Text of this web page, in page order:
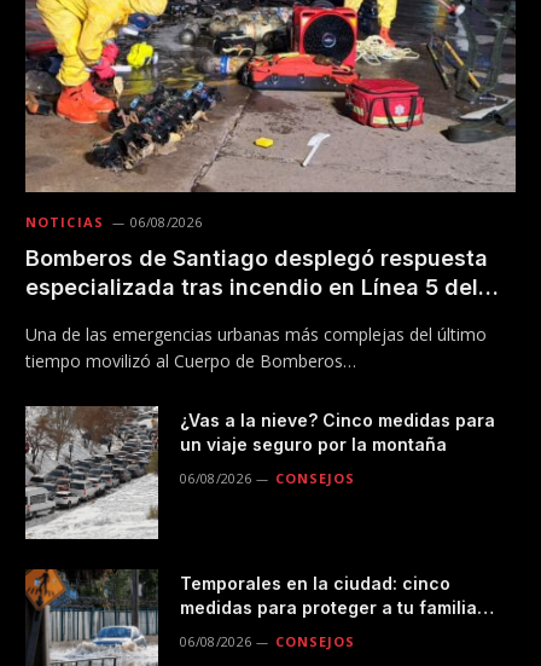
NOTICIAS 06/08/2026
Bomberos de Santiago desplegó respuesta
especializada tras incendio en Línea 5 del
Una de las emergencias urbanas más complejas del último
tiempo movilizó al Cuerpo de Bomberos…
¿Vas a la nieve? Cinco medidas para
un viaje seguro por la montaña
06/08/2026 CONSEJOS
Temporales en la ciudad: cinco
medidas para proteger a tu familia
06/08/2026 CONSEJOS